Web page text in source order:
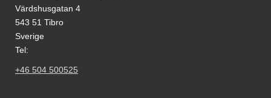
Värdshusgatan 4
543 51 Tibro
Sverige
Tel:
+46 504 500525